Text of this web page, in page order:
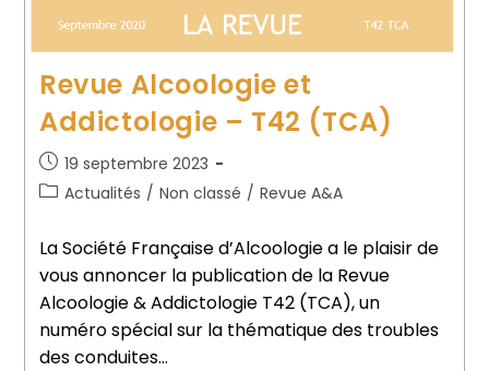
Revue Alcoologie et
Addictologie – T42 (TCA)
19 septembre 2023
Actualités / Non classé / Revue A&A
La Société Française d’Alcoologie a le plaisir de
vous annoncer la publication de la Revue
Alcoologie & Addictologie T42 (TCA), un
numéro spécial sur la thématique des troubles
des conduites…